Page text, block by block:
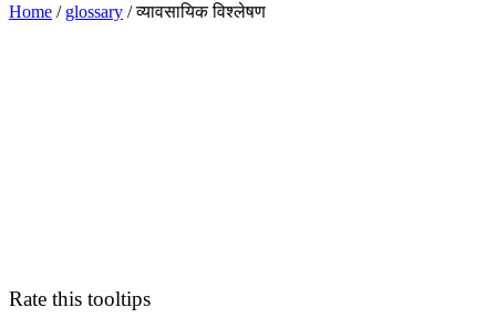
Home / glossary /व्यावसायिक विश्लेषण
Rate this tooltips